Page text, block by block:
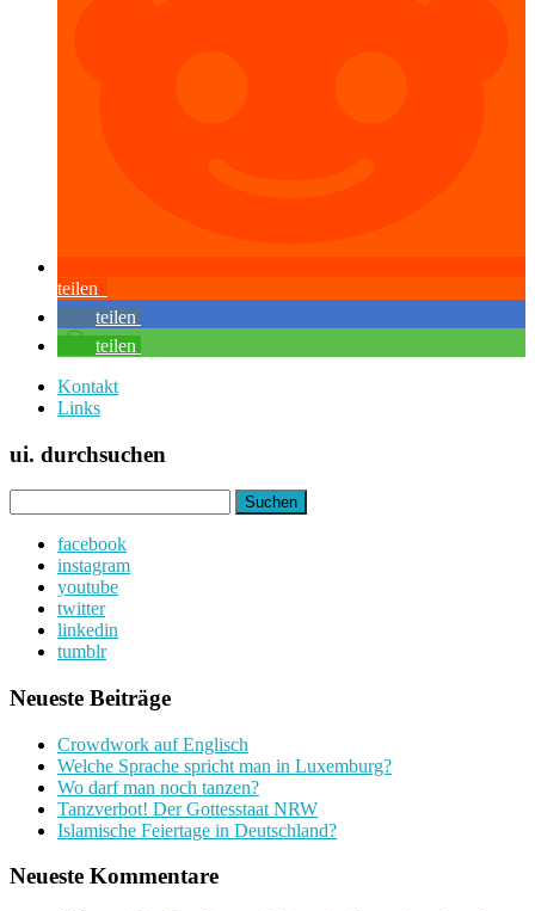
teilen
teilen
teilen
Kontakt
Links
ui. durchsuchen
nach:
facebook
instagram
youtube
twitter
linkedin
tumblr
Neueste Beiträge
Crowdwork auf Englisch
Welche Sprache spricht man in Luxemburg?
Wo darf man noch tanzen?
Tanzverbot! Der Gottesstaat NRW
Islamische Feiertage in Deutschland?
Neueste Kommentare